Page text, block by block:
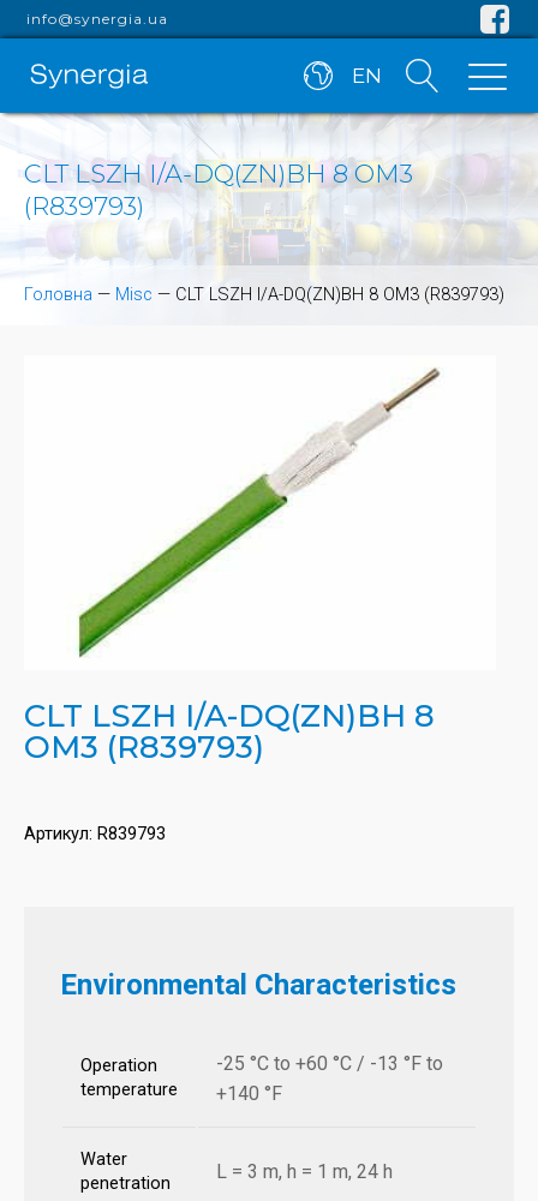
info@synergia.ua
EN
CLT LSZH I/A-DQ(ZN)BH 8 OM3
(R839793)
Головна — Misc — CLT LSZH I/A-DQ(ZN)BH 8 OM3 (R839793)
CLT LSZH I/A-DQ(ZN)BH 8
OM3 (R839793)
Артикул: R839793
Environmental Characteristics
Operation
temperature
-25 °C to +60 °C / -13 °F to
+140 °F
Water
penetration
L = 3 m, h = 1 m, 24 h